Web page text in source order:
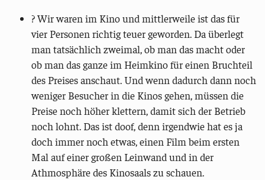
? Wir waren im Kino und mittlerweile ist das für
vier Personen richtig teuer geworden. Da überlegt
man tatsächlich zweimal, ob man das macht oder
ob man das ganze im Heimkino für einen Bruchteil
des Preises anschaut. Und wenn dadurch dann noch
weniger Besucher in die Kinos gehen, müssen die
Preise noch höher klettern, damit sich der Betrieb
noch lohnt. Das ist doof, denn irgendwie hat es ja
doch immer noch etwas, einen Film beim ersten
Mal auf einer großen Leinwand und in der
Athmosphäre des Kinosaals zu schauen.